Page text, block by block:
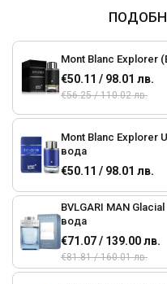
€50.11 / 98.01 лв.
€56.25 / 110.02 лв.
Mont Blanc Explorer Ultra Blue
вода
€50.11 / 98.01 лв.
BVLGARI MAN Glacial essence (EDP) Мъжка парфюмна
вода
€71.07 / 139.00 лв.
€81.81 / 160.01 лв.